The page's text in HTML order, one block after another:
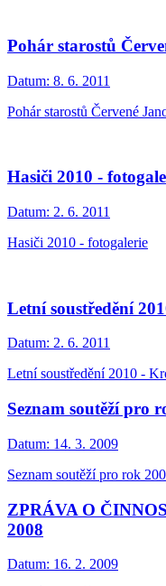
Pohár starostů
Datum: 8. 6. 2011
Pohár starostů Červené
Hasiči 2010 -
Datum: 2. 6. 2011
Hasiči 2010 - fotogalerie
Letní soustředění
Datum: 2. 6. 2011
Letní soustředění 2010 -
Seznam soutěží pro
Datum: 14. 3. 2009
Seznam soutěží pro rok
ZPRÁVA O
2008
Datum: 16. 2. 2009